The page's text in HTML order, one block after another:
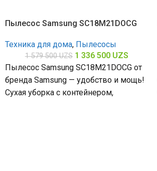
Пылесос Samsung SC18M21DOCG
Техника для дома, Пылесосы
1 579 500UZS 1 336 500 UZS
Пылесос Samsung SC18M21DOCG от
бренда Samsung — удобство и мощь!
Сухая уборка с контейнером,